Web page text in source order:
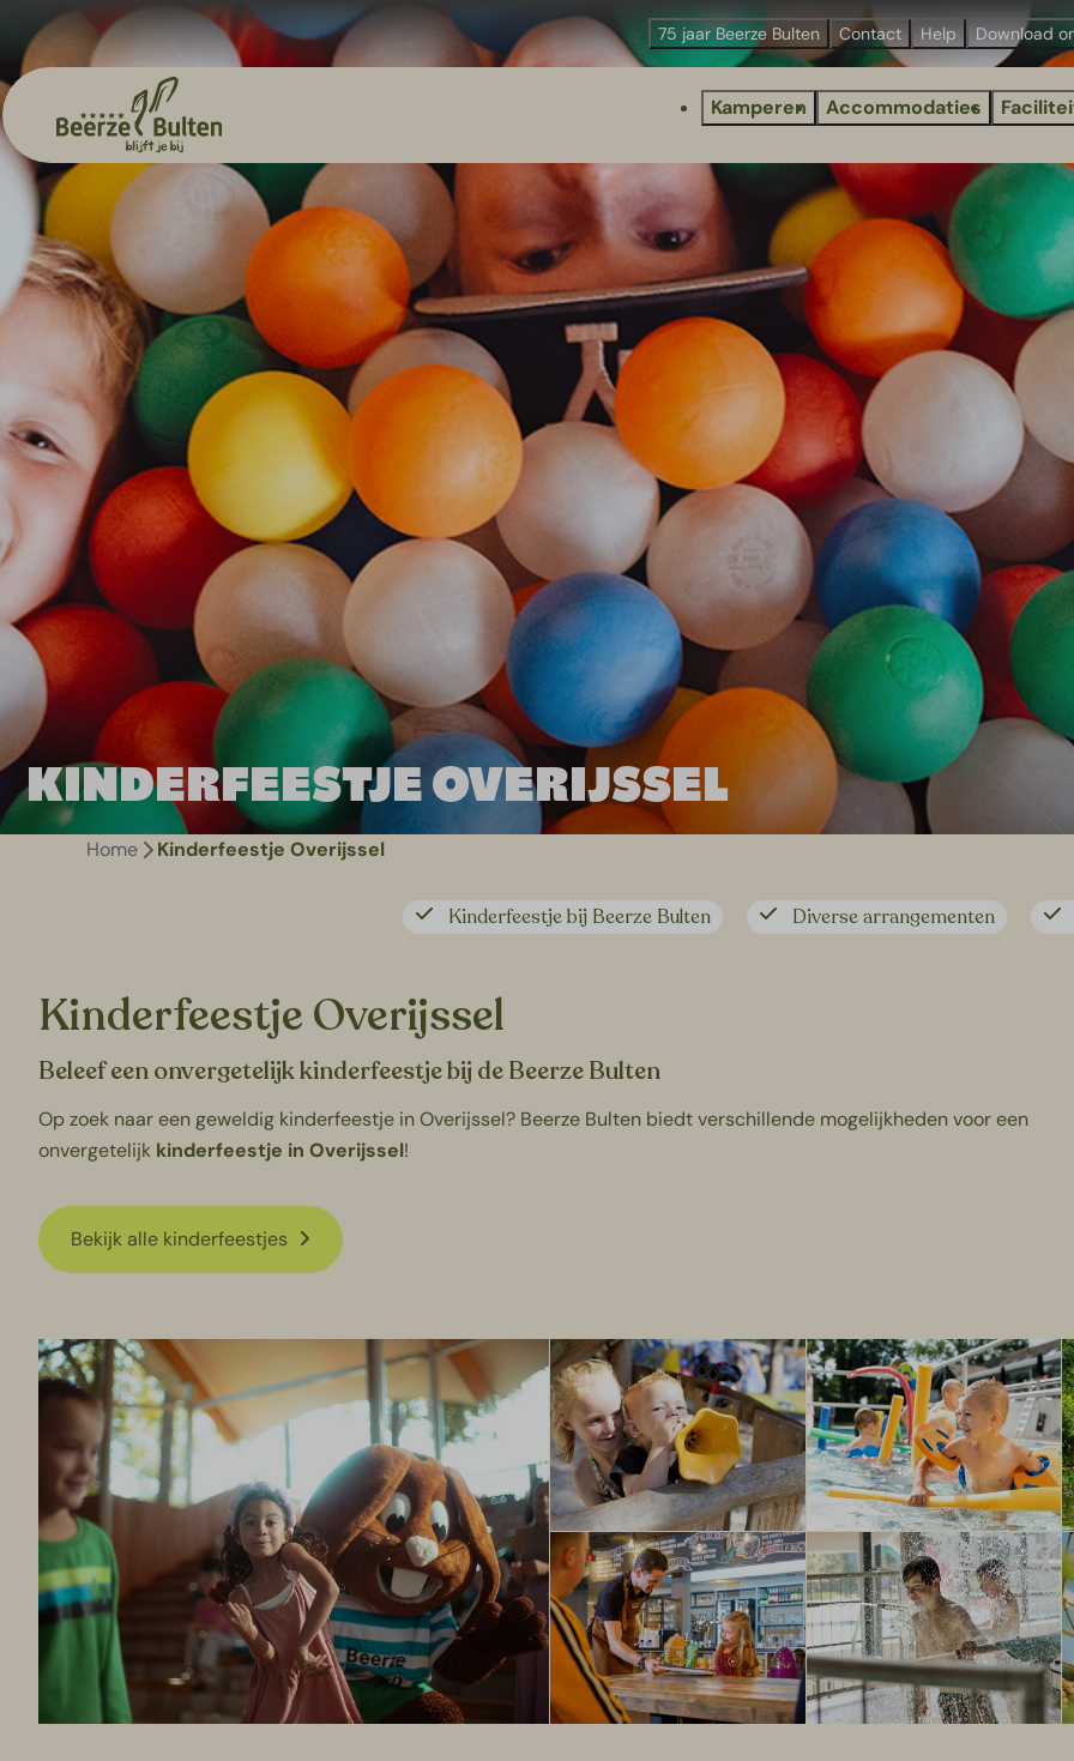
75 jaar Beerze Bulten Contact Help Download
Kamperen Accommodaties
KINDERFEESTJE OVERIJSSEL
Home Kinderfeestje Overijssel
Kinderfeestje bij Beerze Bulten Diverse arrangementen
Kinderfeestje Overijssel
Beleef een onvergetelijk kinderfeestje bij de Beerze Bulten
Op zoek naar een geweldig kinderfeestje in Overijssel? Beerze Bulten biedt verschillende mogelijkheden voor een
onvergetelijk kinderfeestje in Overijssel!
Bekijk alle kinderfeestjes